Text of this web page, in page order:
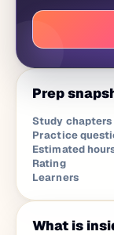
Prep
Study chapters
Practice
Estimated
Rating
Learners
What is